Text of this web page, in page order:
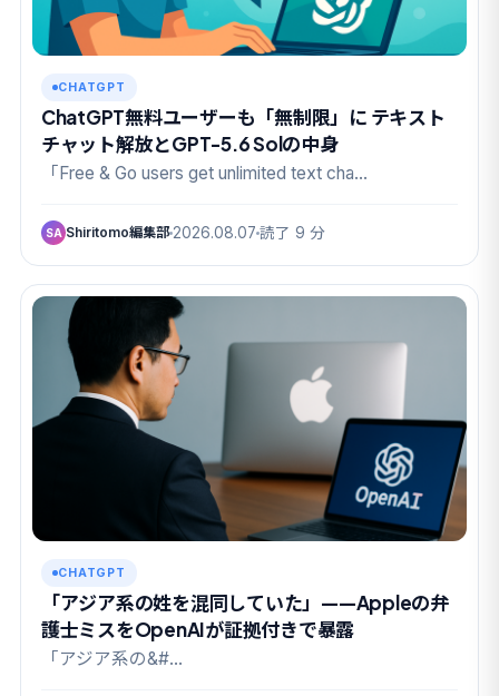
CHATGPT
ChatGPT無料ユーザーも「無制限」に テキスト
チャット解放とGPT-5.6 Solの中身
「Free & Go users get unlimited text cha…
SA Shiritomo編集部 2026.08.07 読了 9 分
CHATGPT
「アジア系の姓を混同していた」——Appleの弁
護士ミスをOpenAIが証拠付きで暴露
「アジア系の&#…